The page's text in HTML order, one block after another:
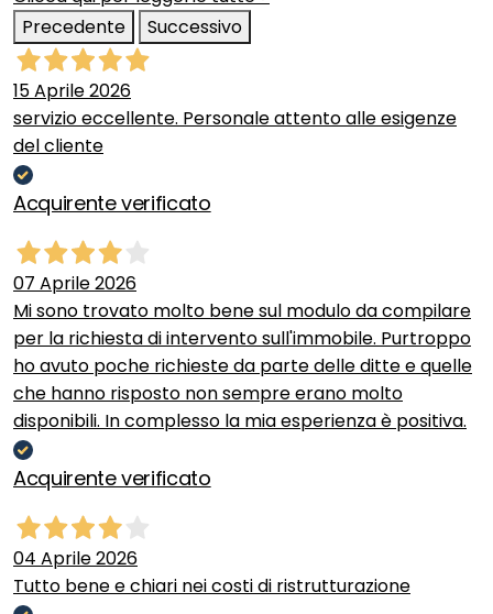
Precedente
Successivo
15 Aprile 2026
servizio eccellente. Personale attento alle esigenze
del cliente
Acquirente verificato
07 Aprile 2026
Mi sono trovato molto bene sul modulo da compilare
per la richiesta di intervento sull'immobile. Purtroppo
ho avuto poche richieste da parte delle ditte e quelle
che hanno risposto non sempre erano molto
disponibili. In complesso la mia esperienza è positiva.
Acquirente verificato
04 Aprile 2026
Tutto bene e chiari nei costi di ristrutturazione